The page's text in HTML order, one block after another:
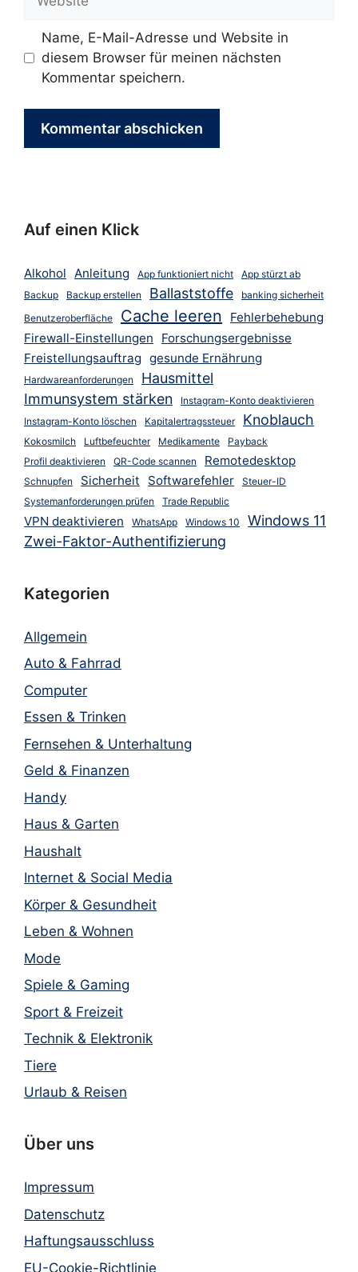
Name, E-Mail-Adresse und Website in
diesem Browser für meinen nächsten
Kommentar speichern.
Auf einen Klick
Alkohol Anleitung App funktioniert nicht
App stürzt ab
Backup
Backup erstellen Ballaststoffe
banking sicherheit
Benutzeroberfläche
Cache leeren
Fehlerbehebung
Firewall-Einstellungen
Forschungsergebnisse
Freistellungsauftrag gesunde Ernährung
Hardwareanforderungen
Hausmittel
Immunsystem stärken
Instagram-Konto deaktivieren
Instagram-Konto löschen
Kapitalertragssteuer Knoblauch
Kokosmilch Luftbefeuchter Medikamente
Payback
Profil deaktivieren
QR-Code scannen Remotedesktop
Schnupfen Sicherheit Softwarefehler
Steuer-ID
Systemanforderungen prüfen
Trade Republic
VPN deaktivieren WhatsApp Windows 10
Windows 11
Zwei-Faktor-Authentifizierung
Kategorien
Allgemein
Auto & Fahrrad
Computer
Essen & Trinken
Fernsehen & Unterhaltung
Geld & Finanzen
Handy
Haus & Garten
Haushalt
Internet & Social Media
Körper & Gesundheit
Leben & Wohnen
Mode
Spiele & Gaming
Sport & Freizeit
Technik & Elektronik
Tiere
Urlaub & Reisen
Über uns
Impressum
Datenschutz
Haftungsausschluss
EU-Cookie-Richtlinie